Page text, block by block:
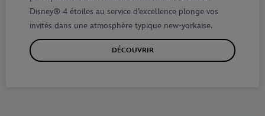
Disney® 4 étoiles au service d’excellence plonge vos
invités dans une atmosphère typique new-yorkaise.
DÉCOUVRIR